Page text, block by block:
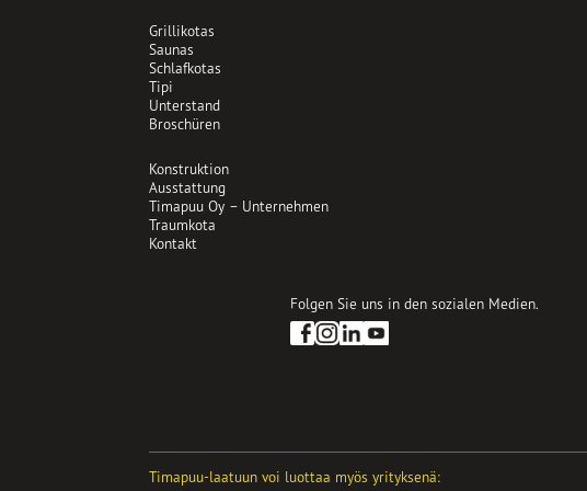
Grillikotas
Saunas
Schlafkotas
Tipi
Unterstand
Broschüren
Konstruktion
Ausstattung
Timapuu Oy – Unternehmen
Traumkota
Kontakt
Folgen Sie uns in den sozialen Medien.
Opens
in
Opens
in
Opens
in
Timapuu-laatuun voi luottaa myös yrityksenä: